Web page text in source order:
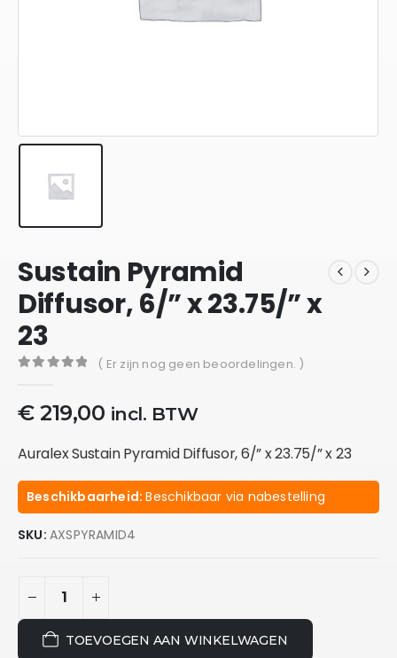
Sustain Pyramid
Diffusor, 6/” x 23.75/” x
23
( Er zijn nog geen beoordelingen. )
€219,00 incl. BTW
Auralex Sustain Pyramid Diffusor, 6/” x 23.75/” x 23
Beschikbaarheid:Beschikbaar via nabestelling
SKU: AXSPYRAMID4
TOEVOEGEN AAN WINKELWAGEN